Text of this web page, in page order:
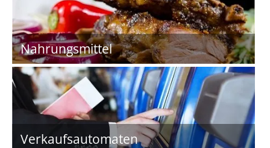
Nahrungsmittel
Verkaufsautomaten